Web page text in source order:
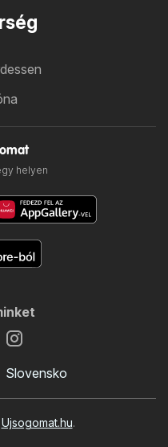
helyen
Slovensko
Ujsogomat.hu.